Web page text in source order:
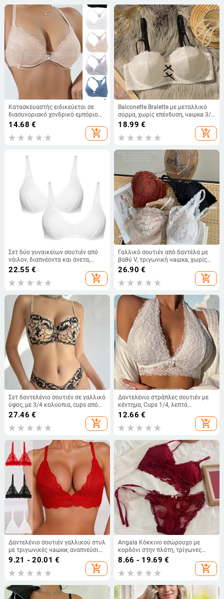
Κατασκευαστής ειδικεύεται σε
διασυνοριακό χονδρικό εμπόριο
σε ευρωπαϊκές και αμερικανικές
αγορές, δημοφιλές άνετο σουτιέν
με γαλλικό δαντέλα και σέξι
14.68 €
add_shopping_cart
Balconette Bralette με μεταλλικό
σύρμα, χωρίς επένδυση, чашка 3/4
με λεπτό μορφοποιημένο κύπελλο,
δαντελένιο κέντημα
18.99 €
add_shopping_cart
Σετ δύο γυναικείων σουτιέν από
νάιλον, διαπνέοντα και άνετα,
λεπτές κούπες (1/2), αθλητικό
στυλ, για όλες τις εποχές
22.55 €
add_shopping_cart
Γαλλικό σουτιέν από δαντέλα με
βαθύ V, τριγωνική чашка, χωρίς
ραφή, πίσω κούμπωμα τριών
σειρών
26.90 €
add_shopping_cart
Σετ δαντελένιο σουτιέν σε γαλλικό
ύφος, με 3/4 καλούπια, cups από
σφουγγάρι, μεταλλικό δαχτυλίδι
27.46 €
add_shopping_cart
Δαντελένιο στράπλες σουτιέν με
κέντημα, Cups 1/4, λεπτά
μορφοποιημένα cups, χωρίς
μεταλλικά στηρίγματα, ελαφριά
σύσφιξη
12.66 €
add_shopping_cart
Δαντελένιο σουτιέν γαλλικού στυλ
με τριγωνικές чашки, αναπνεύσιμο
και άνετο, ασύρματο
9.21 - 20.01 €
add_shopping_cart
Angala Κόκκινο εσώρουχο με
κορδόνι στην πλάτη, τρίγωνες
κάψες, χαμηλή μέση, κέντημα
8.66 - 19.69 €
add_shopping_cart